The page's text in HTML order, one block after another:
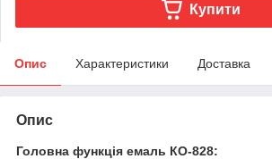
Купити
Опис Характеристики Доставка
Опис
Головна функція емаль КО-828: